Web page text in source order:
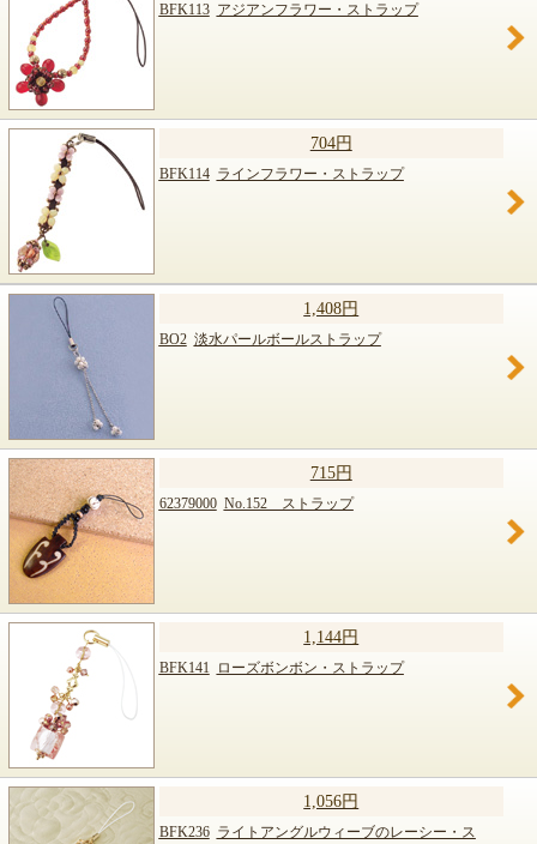
BFK113 アジアンフラワー・ストラップ
704円
BFK114 ラインフラワー・ストラップ
1,408円
BO2 淡水パールボールストラップ
715円
62379000 No.152 ストラップ
1,144円
BFK141 ローズボンボン・ストラップ
1,056円
BFK236 ライトアングルウィーブのレーシー・ス